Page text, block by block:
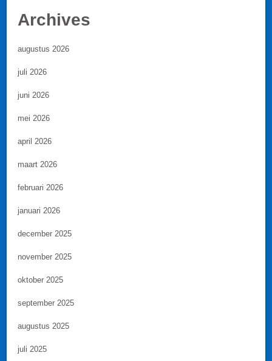
Archives
augustus 2026
juli 2026
juni 2026
mei 2026
april 2026
maart 2026
februari 2026
januari 2026
december 2025
november 2025
oktober 2025
september 2025
augustus 2025
juli 2025